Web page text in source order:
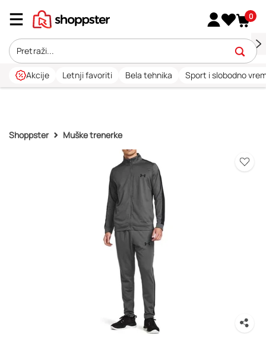
0
Akcije Letnji favoriti Bela tehnika Sport i slobodno
Shoppster Muške trenerke